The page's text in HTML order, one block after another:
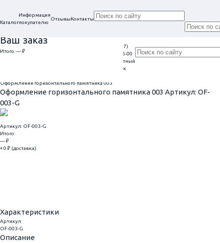
Каталог
Информация
покупателю
ОтзывыКонтакты
Ваш заказ
Итого:— ₽
Проконсультируем
+7 (917)
113-05-00
Обратный
звонок
Оформление горизонтального памятника 003
Оформление горизонтального памятника 003 Артикул: OF-
003-G
Артикул: OF-003-G
Итого:
— ₽
+ 0 ₽ (доставка)
Характеристики
Артикул
OF-003-G
Описание